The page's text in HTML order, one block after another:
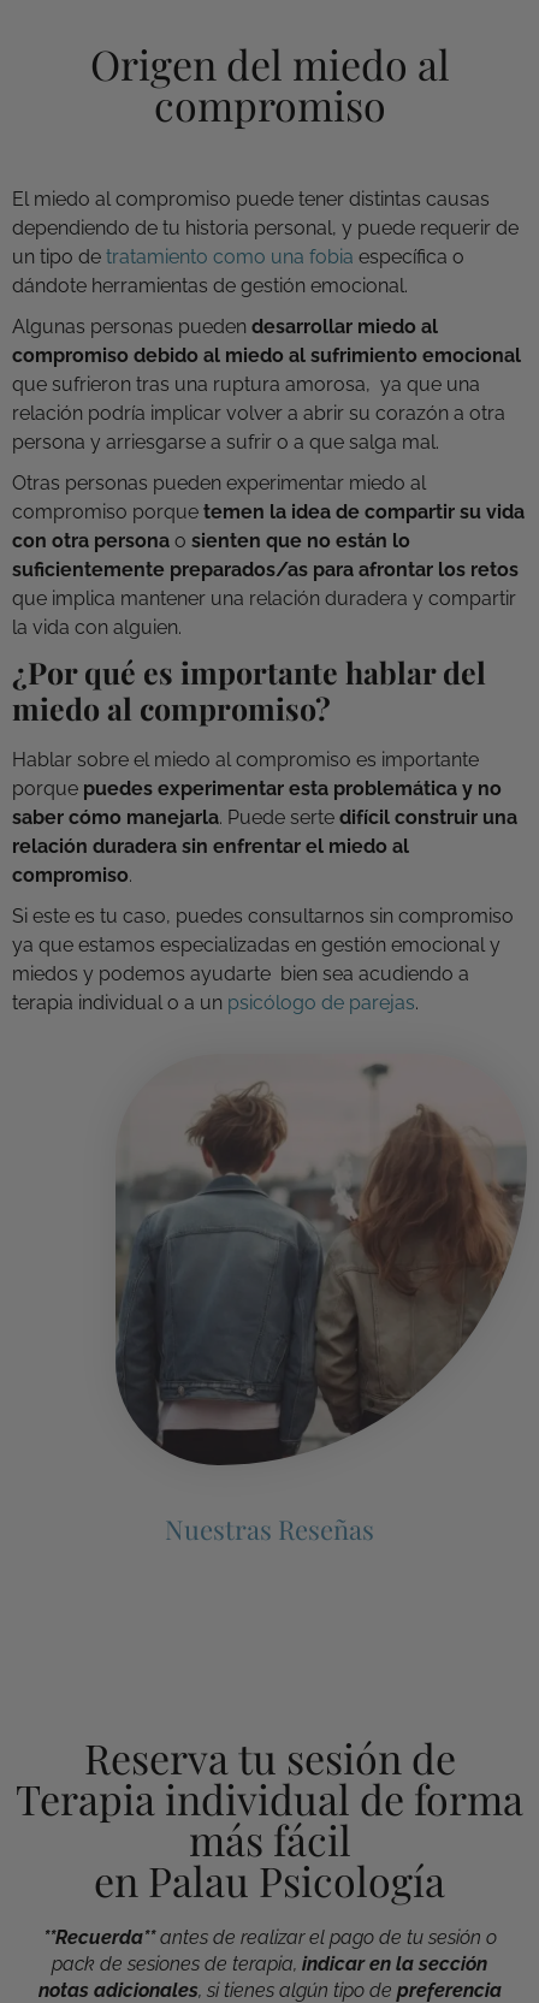
Origen del miedo al
compromiso
El miedo al compromiso puede tener distintas causas
dependiendo de tu historia personal, y puede requerir de
un tipo de tratamiento como una fobia específica o
dándote herramientas de gestión emocional.
Algunas personas pueden desarrollar miedo al
compromiso debido al miedo al sufrimiento emocional
que sufrieron tras una ruptura amorosa, ya que una
relación podría implicar volver a abrir su corazón a otra
persona y arriesgarse a sufrir o a que salga mal.
Otras personas pueden experimentar miedo al
compromiso porque temen la idea de compartir su vida
con otra persona o sienten que no están lo
suficientemente preparados/as para afrontar los retos
que implica mantener una relación duradera y compartir
la vida con alguien.
¿Por qué es importante hablar del
miedo al compromiso?
Hablar sobre el miedo al compromiso es importante
porque puedes experimentar esta problemática y no
saber cómo manejarla. Puede serte difícil construir una
relación duradera sin enfrentar el miedo al
compromiso.
Si este es tu caso, puedes consultarnos sin compromiso
ya que estamos especializadas en gestión emocional y
miedos y podemos ayudarte bien sea acudiendo a
terapia individual o a un psicólogo de parejas.
Nuestras Reseñas
Reserva tu sesión de
Terapia individual de forma
más fácil
en Palau Psicología
**Recuerda**antes de realizar el pago de tu sesión o
pack de sesiones de terapia, indicar en la sección
notas adicionales, si tienes algún tipo de preferencia